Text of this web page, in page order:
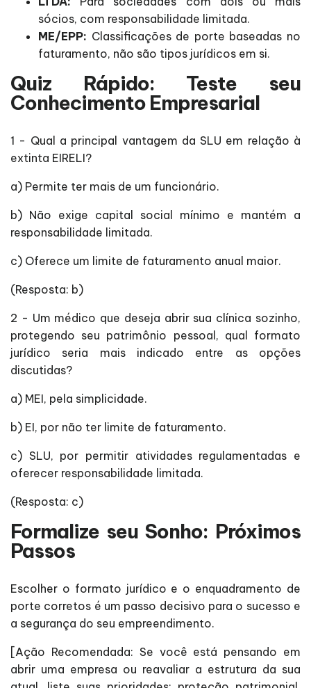
sócios, com responsabilidade limitada.
ME/EPP: Classificações de porte baseadas no
faturamento, não são tipos jurídicos em si.
Quiz Rápido: Teste seu
Conhecimento Empresarial
1 - Qual a principal vantagem da SLU em relação à
extinta EIRELI?
a) Permite ter mais de um funcionário.
b) Não exige capital social mínimo e mantém a
responsabilidade limitada.
c) Oferece um limite de faturamento anual maior.
(Resposta: b)
2 - Um médico que deseja abrir sua clínica sozinho,
protegendo seu patrimônio pessoal, qual formato
jurídico seria mais indicado entre as opções
discutidas?
a) MEI, pela simplicidade.
b) EI, por não ter limite de faturamento.
c) SLU, por permitir atividades regulamentadas e
oferecer responsabilidade limitada.
(Resposta: c)
Formalize seu Sonho: Próximos
Passos
Escolher o formato jurídico e o enquadramento de
porte corretos é um passo decisivo para o sucesso e
a segurança do seu empreendimento.
[Ação Recomendada: Se você está pensando em
abrir uma empresa ou reavaliar a estrutura da sua